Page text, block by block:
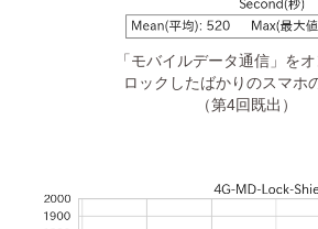
「モバイルデータ通信」を
ロックしたばかりのスマホ
（第4回既出）